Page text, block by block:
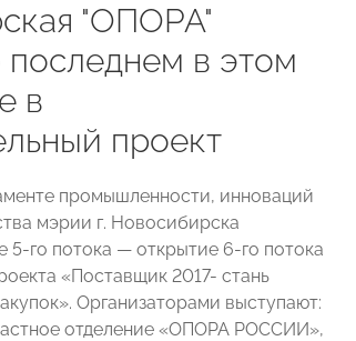
"ОПОРА"
последнем в этом
в
проект
промышленности, инноваций
мэрии г. Новосибирска
5-го потока — открытие 6-го потока
«Поставщик 2017- стань
Организаторами выступают:
отделение «ОПОРА РОССИИ»,